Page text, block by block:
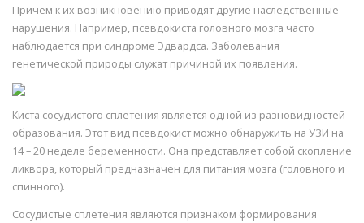
Причем к их возникновению приводят другие наследственные
нарушения. Например, псевдокиста головного мозга часто
наблюдается при синдроме Эдвардса. Заболевания
генетической природы служат причиной их появления.
Киста сосудистого сплетения является одной из разновидностей
образования. Этот вид псевдокист можно обнаружить на УЗИ на
14 – 20 неделе беременности. Она представляет собой скопление
ликвора, который предназначен для питания мозга (головного и
спинного).
Сосудистые сплетения являются признаком формирования